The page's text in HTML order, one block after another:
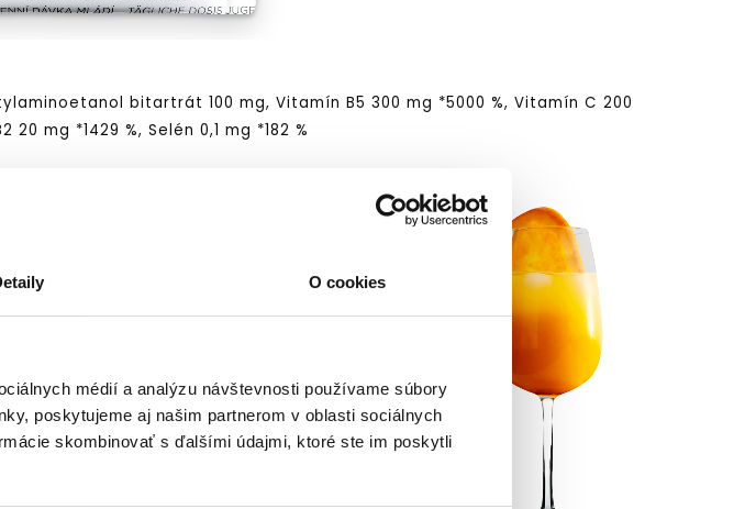
O cookies
médií a analýzu návštevnosti používame súbory
poskytujeme aj našim partnerom v oblasti sociálnych
skombinovať s ďalšími údajmi, ktoré ste im poskytli
bitartrát 100 mg, Vitamín B5 300 mg *5000 %, Vitamín C 200
mg *1429 %, Selén 0,1 mg *182 %
(25 % viazaný na kvasnice), kyselina L-
riboflavín, L-selenometionín (viazaný na
broskyňa.
sa nesmie používať ako náhrada
pre osoby alergické na rybie produkty.
hodinu po raňajkách. Obsah vrecúška vysypte